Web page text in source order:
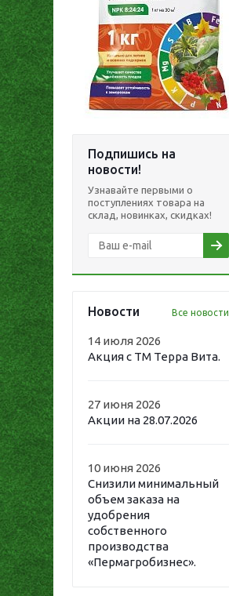
Подпишись на
новости!
Узнавайте первыми о
поступлениях товара на
склад, новинках, скидках!
Новости Все новости
14 июля 2026
Акция с ТМ Терра Вита.
27 июня 2026
Акции на 28.07.2026
10 июня 2026
Снизили минимальный
объем заказа на
удобрения
собственного
производства
«Пермагробизнес».